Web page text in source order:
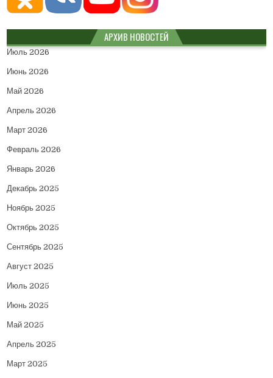
АРХИВ НОВОСТЕЙ
Июль 2026
Июнь 2026
Май 2026
Апрель 2026
Март 2026
Февраль 2026
Январь 2026
Декабрь 2025
Ноябрь 2025
Октябрь 2025
Сентябрь 2025
Август 2025
Июль 2025
Июнь 2025
Май 2025
Апрель 2025
Март 2025